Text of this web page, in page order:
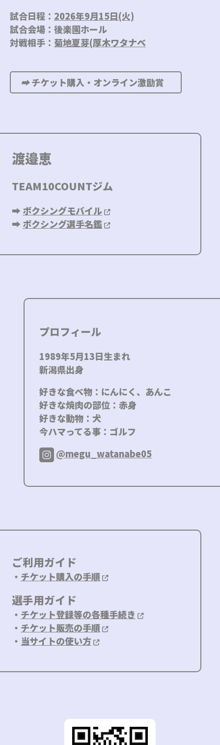
試合日程： 2026年9月15日(火)
試合会場：後楽園ホール
対戦相手： 菊地夏芽(厚木ワタナベ
➡︎チケット購入・オンライン激励賞
渡邉恵
TEAM10COUNTジム
➡︎ ボクシングモバイル
➡︎ ボクシング選手名鑑
プロフィール
1989年5月13日生まれ
新潟県出身
好きな食べ物：にんにく、あんこ
好きな焼肉の部位：赤身
好きな動物：犬
今ハマってる事：ゴルフ
@megu_watanabe05
ご利用ガイド
・ チケット購入の手順
選手用ガイド
・ チケット登録等の各種手続き
・ チケット販売の手順
・ 当サイトの使い方